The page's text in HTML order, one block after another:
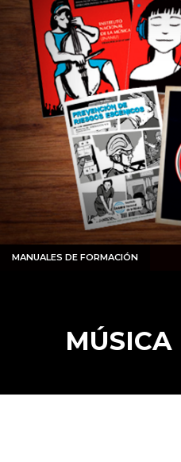
MANUALES DE FORMACIÓN